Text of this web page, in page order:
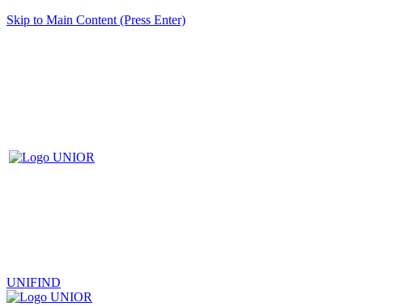
Skip to Main Content (Press Enter)
UNIFIND